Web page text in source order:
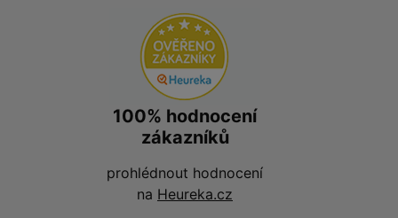
100% hodnocení
zákazníků
prohlédnout hodnocení
na Heureka.cz